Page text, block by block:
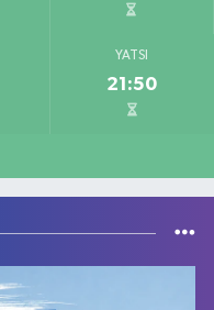
YATSI
21:50